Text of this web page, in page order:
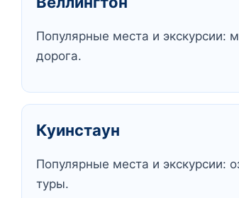
Популярные места и экскурсии:
дорога.
Куинстаун
Популярные места и экскурсии:
туры.